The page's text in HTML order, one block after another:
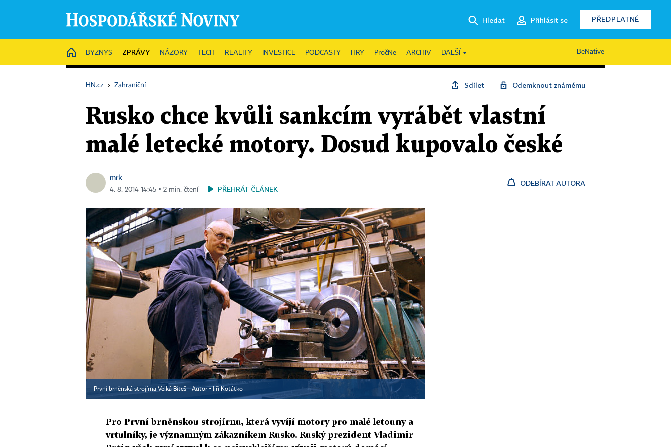
Hledat Přihlásit se PŘEDPLATNÉ
HOME
BYZNYS ZPRÁVY NÁZORY TECH REALITY INVESTICE PODCASTY HRY PročNe ARCHIV DALŠÍ BeNative
HN.cz › Zahraniční Sdílet Odemknout známému
Rusko chce kvůli sankcím vyrábět vlastní
malé letecké motory. Dosud kupovalo české
mrk
4. 8. 2014 14:45 ▪ 2 min. čtení PŘEHRÁT ČLÁNEK
ODEBÍRAT AUTORA
První brněnská strojírna Velká Bíteš Autor ▪ Jiří Koťátko
Pro První brněnskou strojírnu, která vyvíjí motory pro malé letouny a
vrtulníky, je významným zákazníkem Rusko. Ruský prezident Vladimir